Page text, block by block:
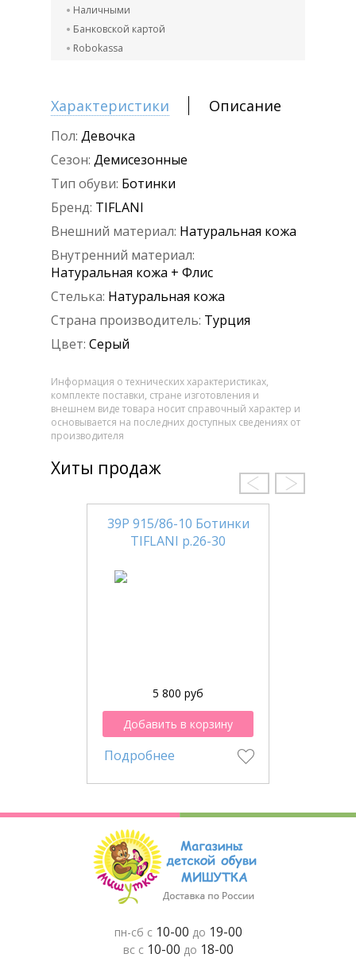
Наличными
Банковской картой
Robokassa
Характеристики Описание
Пол: Девочка
Сезон: Демисезонные
Тип обуви: Ботинки
Бренд: TIFLANI
Внешний материал: Натуральная кожа
Внутренний материал:
Натуральная кожа + Флис
Стелька: Натуральная кожа
Страна производитель: Турция
Цвет: Серый
Информация о технических характеристиках,
комплекте поставки, стране изготовления и
внешнем виде товара носит справочный характер и
основывается на последних доступных сведениях от
производителя
Хиты продаж
39Р 915/86-10 Ботинки
TIFLANI р.26-30
5 800 руб
Добавить в корзину
Подробнее
пн-сб с 10-00 до 19-00
вс с 10-00 до 18-00